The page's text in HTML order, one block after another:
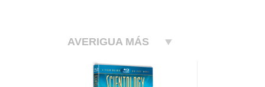
AVERIGUA MÁS